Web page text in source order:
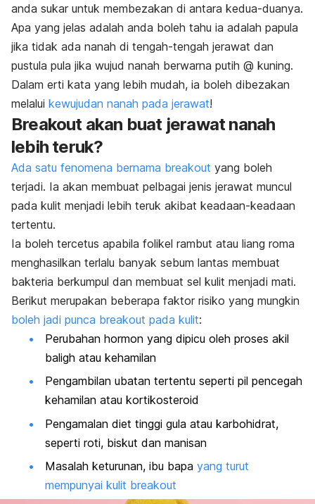
anda sukar untuk membezakan di antara kedua-duanya.
Apa yang jelas adalah anda boleh tahu ia adalah papula
jika tidak ada nanah di tengah-tengah jerawat dan
pustula pula jika wujud nanah berwarna putih @ kuning.
Dalam erti kata yang lebih mudah, ia boleh dibezakan
melalui kewujudan nanah pada jerawat!
Breakout akan buat jerawat nanah
lebih teruk?
Ada satu fenomena bernama breakout yang boleh
terjadi. Ia akan membuat pelbagai jenis jerawat muncul
pada kulit menjadi lebih teruk akibat keadaan-keadaan
tertentu.
Ia boleh tercetus apabila folikel rambut atau liang roma
menghasilkan terlalu banyak sebum lantas membuat
bakteria berkumpul dan membuat sel kulit menjadi mati.
Berikut merupakan beberapa faktor risiko yang mungkin
boleh jadi punca breakout pada kulit:
Perubahan hormon yang dipicu oleh proses akil
baligh atau kehamilan
Pengambilan ubatan tertentu seperti pil pencegah
kehamilan atau kortikosteroid
Pengamalan diet tinggi gula atau karbohidrat,
seperti roti, biskut dan manisan
Masalah keturunan, ibu bapa yang turut
mempunyai kulit breakout